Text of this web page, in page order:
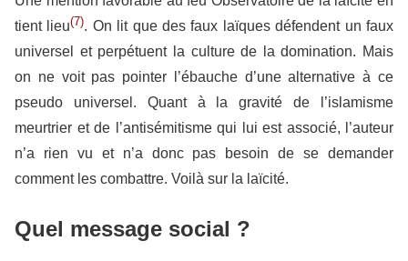
tient lieu(7). On lit que des faux laïques défendent un faux
universel et perpétuent la culture de la domination. Mais
on ne voit pas pointer l’ébauche d’une alternative à ce
pseudo universel. Quant à la gravité de l’islamisme
meurtrier et de l’antisémitisme qui lui est associé, l’auteur
n’a rien vu et n’a donc pas besoin de se demander
comment les combattre. Voilà sur la laïcité.
Quel message social ?